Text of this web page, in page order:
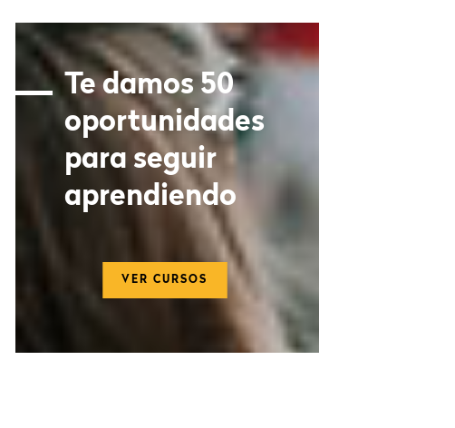
Te damos 50
oportunidades
para seguir
aprendiendo
VER CURSOS